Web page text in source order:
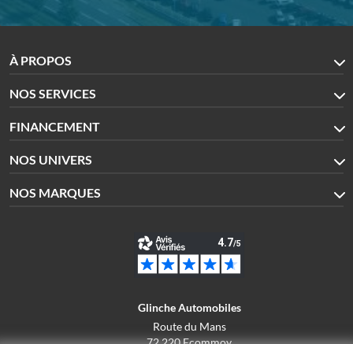
À PROPOS
NOS SERVICES
FINANCEMENT
NOS UNIVERS
NOS MARQUES
Glinche Automobiles
Route du Mans